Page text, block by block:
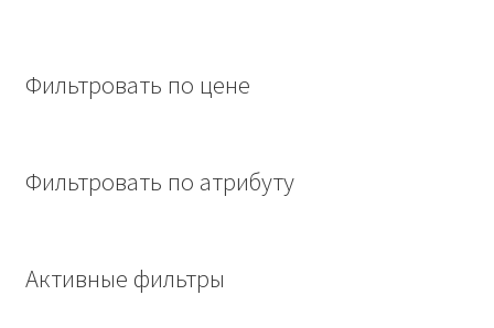
Фильтровать по цене
Фильтровать по атрибуту
Активные фильтры